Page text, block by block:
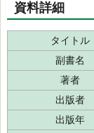
資料詳細
タイトル
副書名
著者
出版者
出版年